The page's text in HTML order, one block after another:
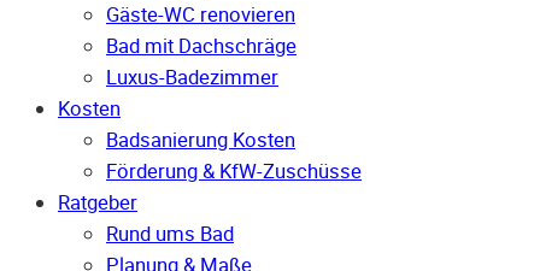
Gäste-WC renovieren
Bad mit Dachschräge
Luxus-Badezimmer
Kosten
Badsanierung Kosten
Förderung & KfW-Zuschüsse
Ratgeber
Rund ums Bad
Planung & Maße